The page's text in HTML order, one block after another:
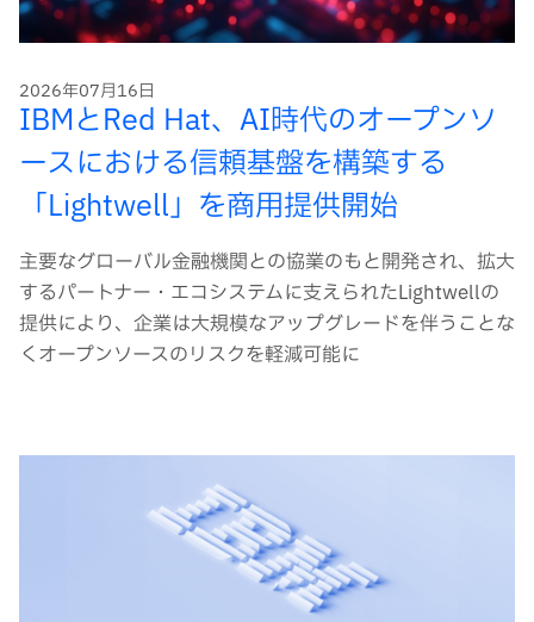
2026年07月16日
IBMとRed Hat、AI時代のオープンソ
ースにおける信頼基盤を構築する
「Lightwell」を商用提供開始
主要なグローバル金融機関との協業のもと開発され、拡大
するパートナー・エコシステムに支えられたLightwellの
提供により、企業は大規模なアップグレードを伴うことな
くオープンソースのリスクを軽減可能に